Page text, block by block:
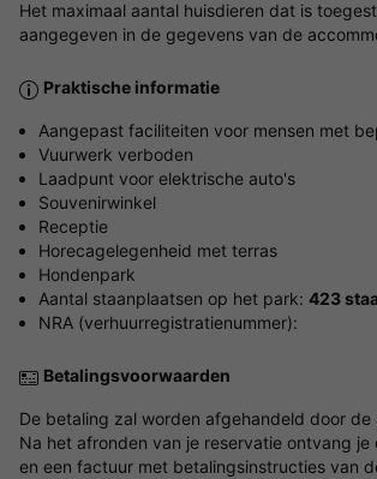
Het maximaal aantal huisdieren dat is
aangegeven in de gegevens van de
Praktische informatie
Aangepast faciliteiten voor mensen met
Vuurwerk verboden
Laadpunt voor elektrische auto's
Souvenirwinkel
Receptie
Horecagelegenheid met terras
Hondenpark
Aantal staanplaatsen op het park: 423
NRA (verhuurregistratienummer):
Betalingsvoorwaarden
De betaling zal worden afgehandeld door de
Na het afronden van je reservatie ontvang je
en een factuur met betalingsinstructies van